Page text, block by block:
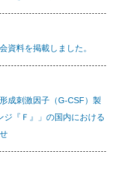
資料を掲載しました。
成刺激因子（G-CSF）製
ジ『Ｆ』」の国内における